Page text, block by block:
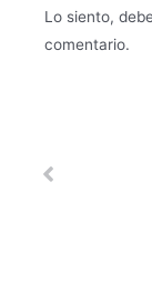
Lo siento,
comentario.